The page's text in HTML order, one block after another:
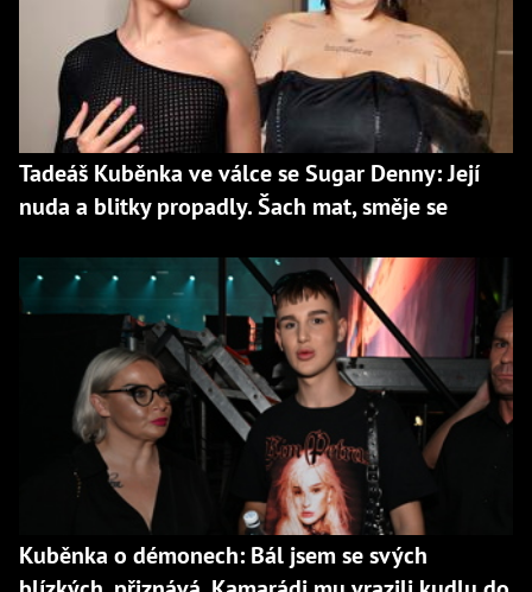
Tadeáš Kuběnka ve válce se Sugar Denny: Její
nuda a blitky propadly. Šach mat, směje se
Kuběnka o démonech: Bál jsem se svých